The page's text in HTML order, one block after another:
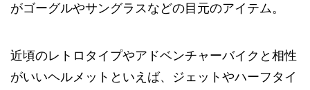
がゴーグルやサングラスなどの目元のアイテム。
近頃のレトロタイプやアドベンチャーバイクと相性
がいいヘルメットといえば、ジェットやハーフタイ